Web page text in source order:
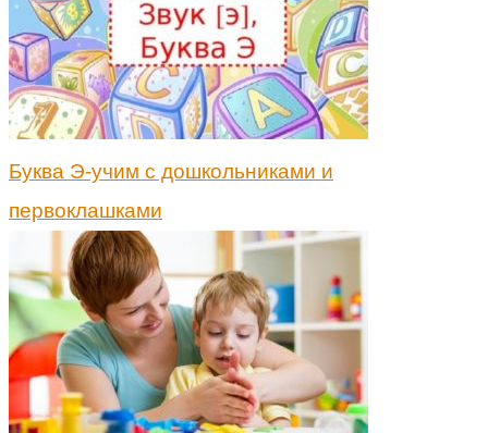
Буква Э-учим с дошкольниками и
первоклашками